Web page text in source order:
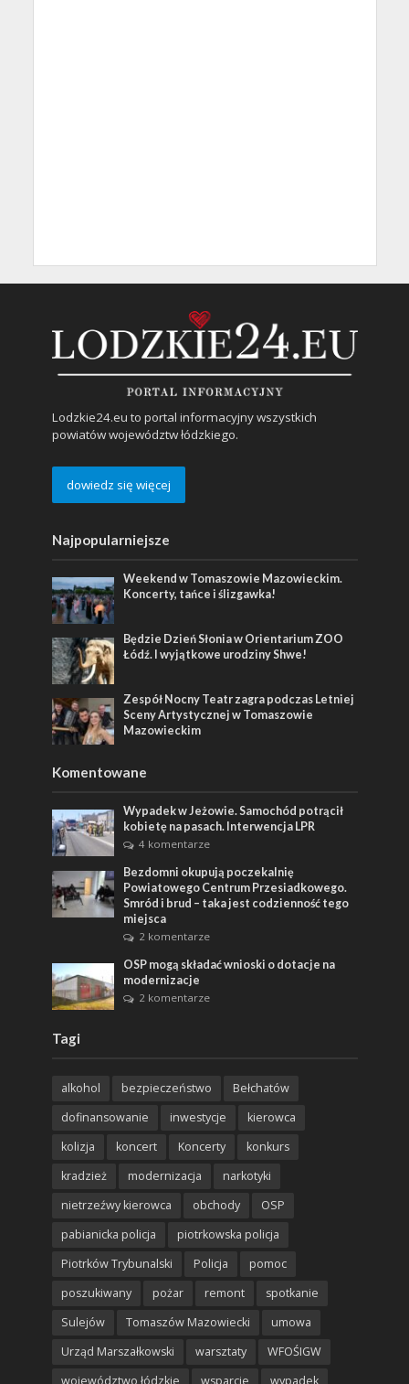
Lodzkie24.eu to portal informacyjny wszystkich
powiatów województw łódzkiego.
dowiedz się więcej
Najpopularniejsze
Weekend w Tomaszowie Mazowieckim.
Koncerty, tańce i ślizgawka!
Będzie Dzień Słonia w Orientarium ZOO
Łódź. I wyjątkowe urodziny Shwe!
Zespół Nocny Teatr zagra podczas Letniej
Sceny Artystycznej w Tomaszowie
Mazowieckim
Komentowane
Wypadek w Jeżowie. Samochód potrącił
kobietę na pasach. Interwencja LPR
4 komentarze
Bezdomni okupują poczekalnię
Powiatowego Centrum Przesiadkowego.
Smród i brud – taka jest codzienność tego
miejsca
2 komentarze
OSP mogą składać wnioski o dotacje na
modernizacje
2 komentarze
Tagi
alkohol bezpieczeństwo
Bełchatów
dofinansowanie
inwestycje
kierowca
kolizja
koncert Koncerty
konkurs
kradzież
modernizacja
narkotyki
nietrzeźwy kierowca
obchody
OSP
pabianicka policja
piotrkowska policja
Piotrków Trybunalski
Policja
pomoc
poszukiwany
pożar remont
spotkanie
Sulejów
Tomaszów Mazowiecki
umowa
Urząd Marszałkowski
warsztaty
WFOŚIGW
województwo łódzkie
wsparcie wypadek